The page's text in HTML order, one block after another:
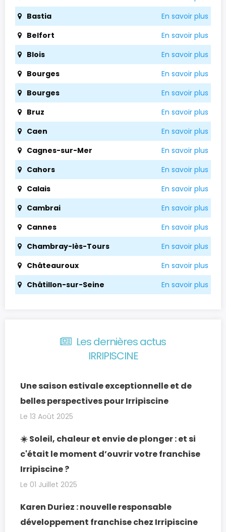
Bastia
En savoir plus
Belfort
En savoir plus
Blois
En savoir plus
Bourges
En savoir plus
Bourges
En savoir plus
Bruz
En savoir plus
Caen
En savoir plus
Cagnes-sur-Mer
En savoir plus
Cahors
En savoir plus
Calais
En savoir plus
Cambrai
En savoir plus
Cannes
En savoir plus
Chambray-lès-Tours
En savoir plus
Châteauroux
En savoir plus
Châtillon-sur-Seine
En savoir plus
Les dernières actus
IRRIPISCINE
Une saison estivale exceptionnelle et de
belles perspectives pour Irripiscine
Le 13 Août 2025
☀️ Soleil, chaleur et envie de plonger : et si
c'était le moment d’ouvrir votre franchise
Irripiscine ?
Le 01 Juillet 2025
Karen Duriez : nouvelle responsable
développement franchise chez Irripiscine